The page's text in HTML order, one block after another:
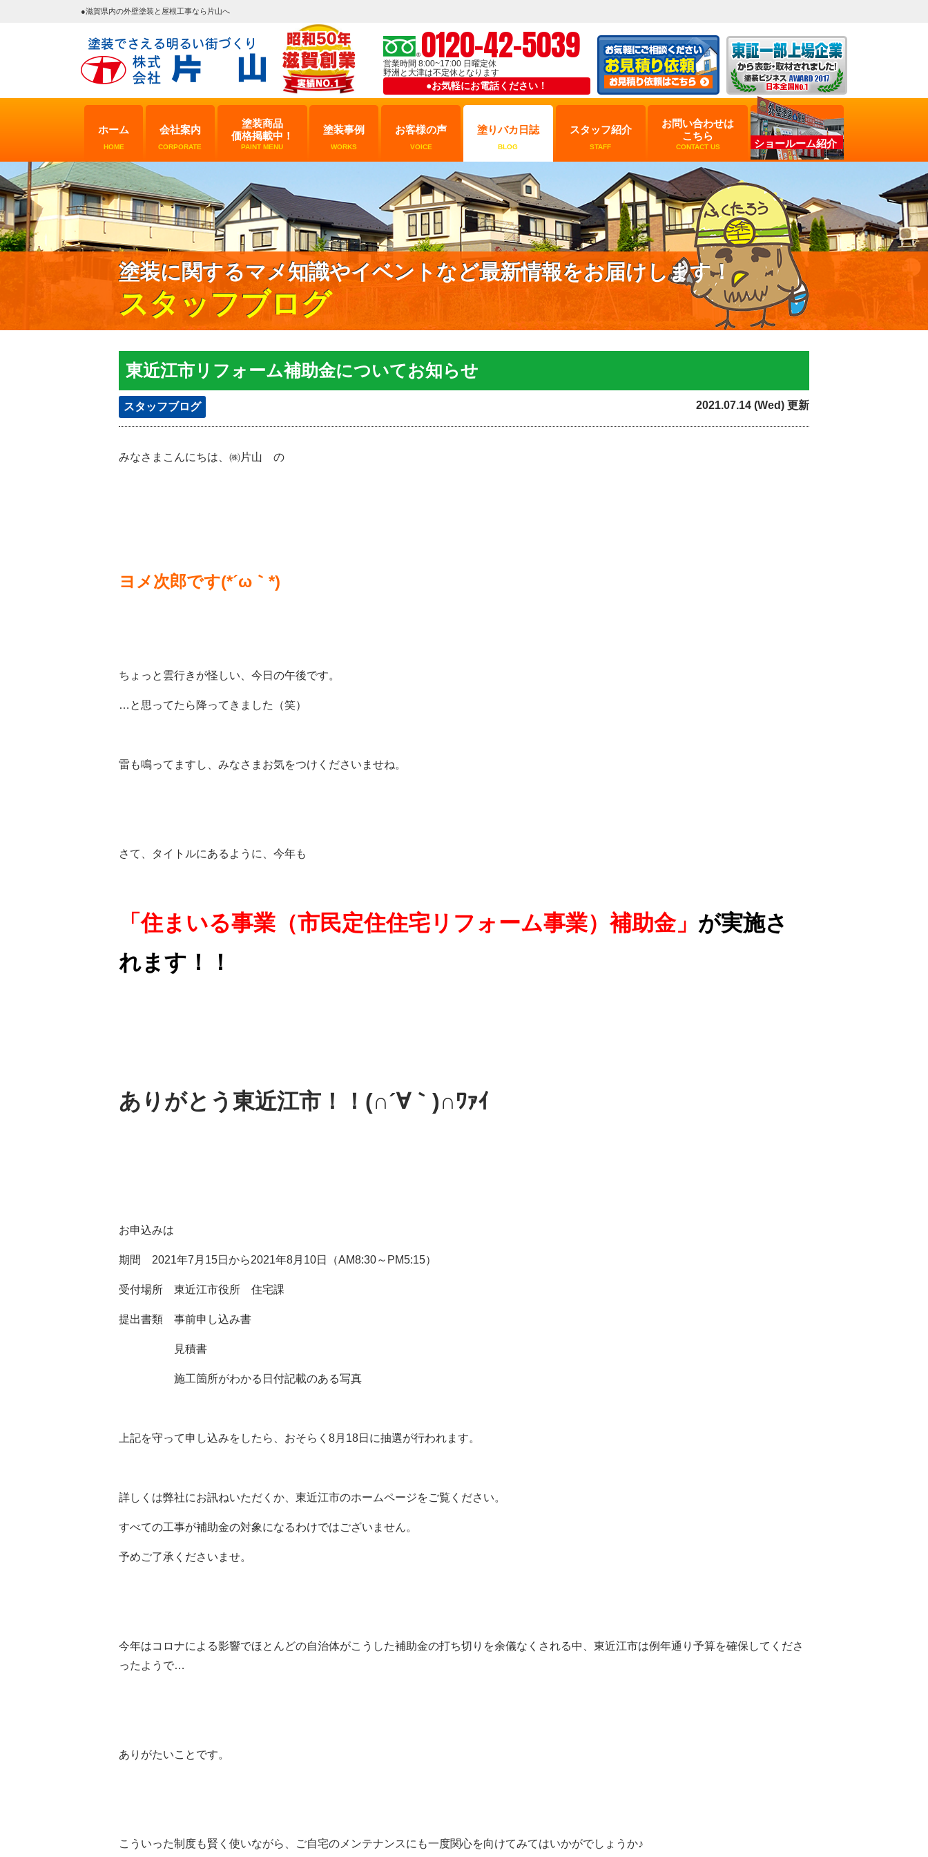
●滋賀県内の外壁塗装と屋根工事なら片山へ
0120-42-5039
営業時間 8:00~17:00 日曜定休
野洲と大津は不定休となります
●お気軽にお電話ください！
ホーム
HOME
会社案内
CORPORATE
塗装商品
価格掲載中！
PAINT MENU
塗装事例
WORKS
お客様の声
VOICE
塗りバカ日誌
BLOG
スタッフ紹介
STAFF
お問い合わせは
こちら
CONTACT US ショールーム紹介
塗装に関するマメ知識やイベントなど最新情報をお届けします！
スタッフブログ
東近江市リフォーム補助金についてお知らせ
スタッフブログ 2021.07.14 (Wed) 更新
みなさまこんにちは、㈱片山 の
ヨメ次郎です(*´ω｀*)
ちょっと雲行きが怪しい、今日の午後です。
…と思ってたら降ってきました（笑）
雷も鳴ってますし、みなさまお気をつけくださいませね。
さて、タイトルにあるように、今年も
「住まいる事業（市民定住住宅リフォーム事業）補助金」 が実施さ
れます！！
ありがとう東近江市！！(∩´∀｀)∩ﾜｧｲ
お申込みは
期間 2021年7月15日から2021年8月10日（AM8:30～PM5:15）
受付場所 東近江市役所 住宅課
提出書類 事前申し込み書
見積書
施工箇所がわかる日付記載のある写真
上記を守って申し込みをしたら、おそらく8月18日に抽選が行われます。
詳しくは弊社にお訊ねいただくか、東近江市のホームページをご覧ください。
すべての工事が補助金の対象になるわけではございません。
予めご了承くださいませ。
今年はコロナによる影響でほとんどの自治体がこうした補助金の打ち切りを余儀なくされる中、東近江市は例年通り予算を確保してくださ
ったようで…
ありがたいことです。
こういった制度も賢く使いながら、ご自宅のメンテナンスにも一度関心を向けてみてはいかがでしょうか♪